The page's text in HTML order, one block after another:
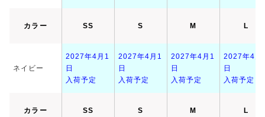
カラー SS S M L
ネイビー
2027年4月1
日
入荷予定
2027年4月1
日
入荷予定
2027年4月1
日
入荷予定
2027年4月
日
入荷予定
カラー SS S M L